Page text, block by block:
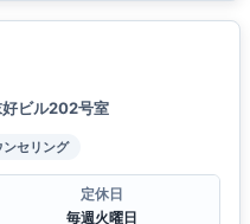
ビル202号室
ンセリング
定休日
毎週火曜日